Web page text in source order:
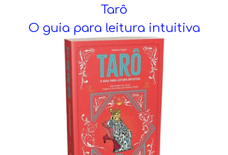
Tarô
O guia para leitura intuitiva